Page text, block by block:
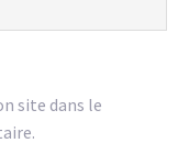
site dans le